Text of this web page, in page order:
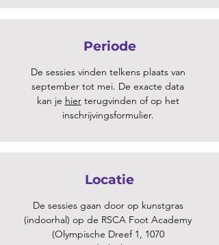
Periode
De sessies vinden telkens plaats van
september tot mei. De exacte data
kan je hierterugvinden of op het
inschrijvingsformulier.
Locatie
De sessies gaan door op kunstgras
(indoorhal) op de RSCA Foot Academy
(Olympische Dreef 1, 1070